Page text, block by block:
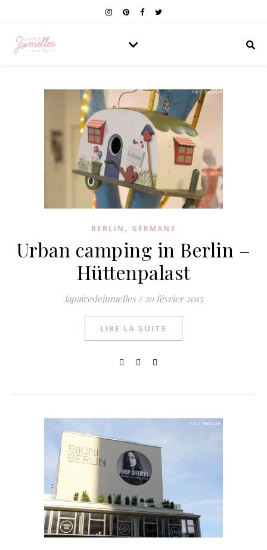
BERLIN , GERMANY
Urban camping in Berlin –
Hüttenpalast
lapairedejumelles / 20 février 2015
LIRE LA SUITE